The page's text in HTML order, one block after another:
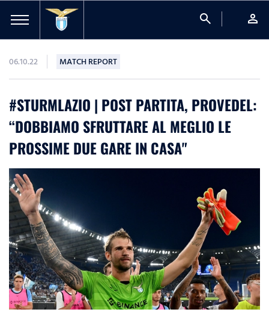
search person
06.10.22 MATCH REPORT
#STURMLAZIO | POST PARTITA, PROVEDEL:
“DOBBIAMO SFRUTTARE AL MEGLIO LE
PROSSIME DUE GARE IN CASA"